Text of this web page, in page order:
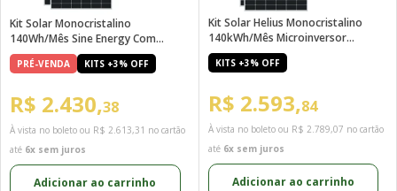
Kit Solar Monocristalino
140Wh/mês Sine Energy Com
Microinversor Techpower 2kW
220V
PRÉ-VENDA KITS +3% OFF
R$ 2.430,38
À vista no boleto ou R$ 2.613,31 no cartão
até 6x sem juros
Adicionar ao carrinho
Kit Solar Helius Monocristalino
140kWh/mês Microinversor
Techpower 220V
KITS +3% OFF
R$ 2.593,84
À vista no boleto ou R$ 2.789,07 no cartão
até 6x sem juros
Adicionar ao carrinho